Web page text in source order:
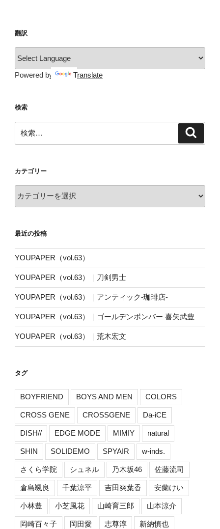
翻訳
Powered by Translate
検索
索:
カテゴリー
テ
ー
最近の投稿
YOUPAPER（vol.63）
YOUPAPER（vol.63）｜刀剣男士
YOUPAPER（vol.63）｜アンティック-珈琲店-
YOUPAPER（vol.63）｜ゴールデンボンバー 喜矢武豊
YOUPAPER（vol.63）｜荒木宏文
タグ
BOYFRIEND BOYS AND MEN COLORS
CROSS GENE CROSSGENE Da-iCE
DISH// EDGE MODE MIMIY natural
SHIN SOLIDEMO SPYAIR w-inds.
さくら学院 シュネル 乃木坂46 佐藤流司
倉島颯良 千葉涼平 吉田爽葉香 安蘭けい
小林豊 小芝風花 山崎育三郎 山本涼介
岡崎百々子 岡田愛 志尊淳 新納慎也